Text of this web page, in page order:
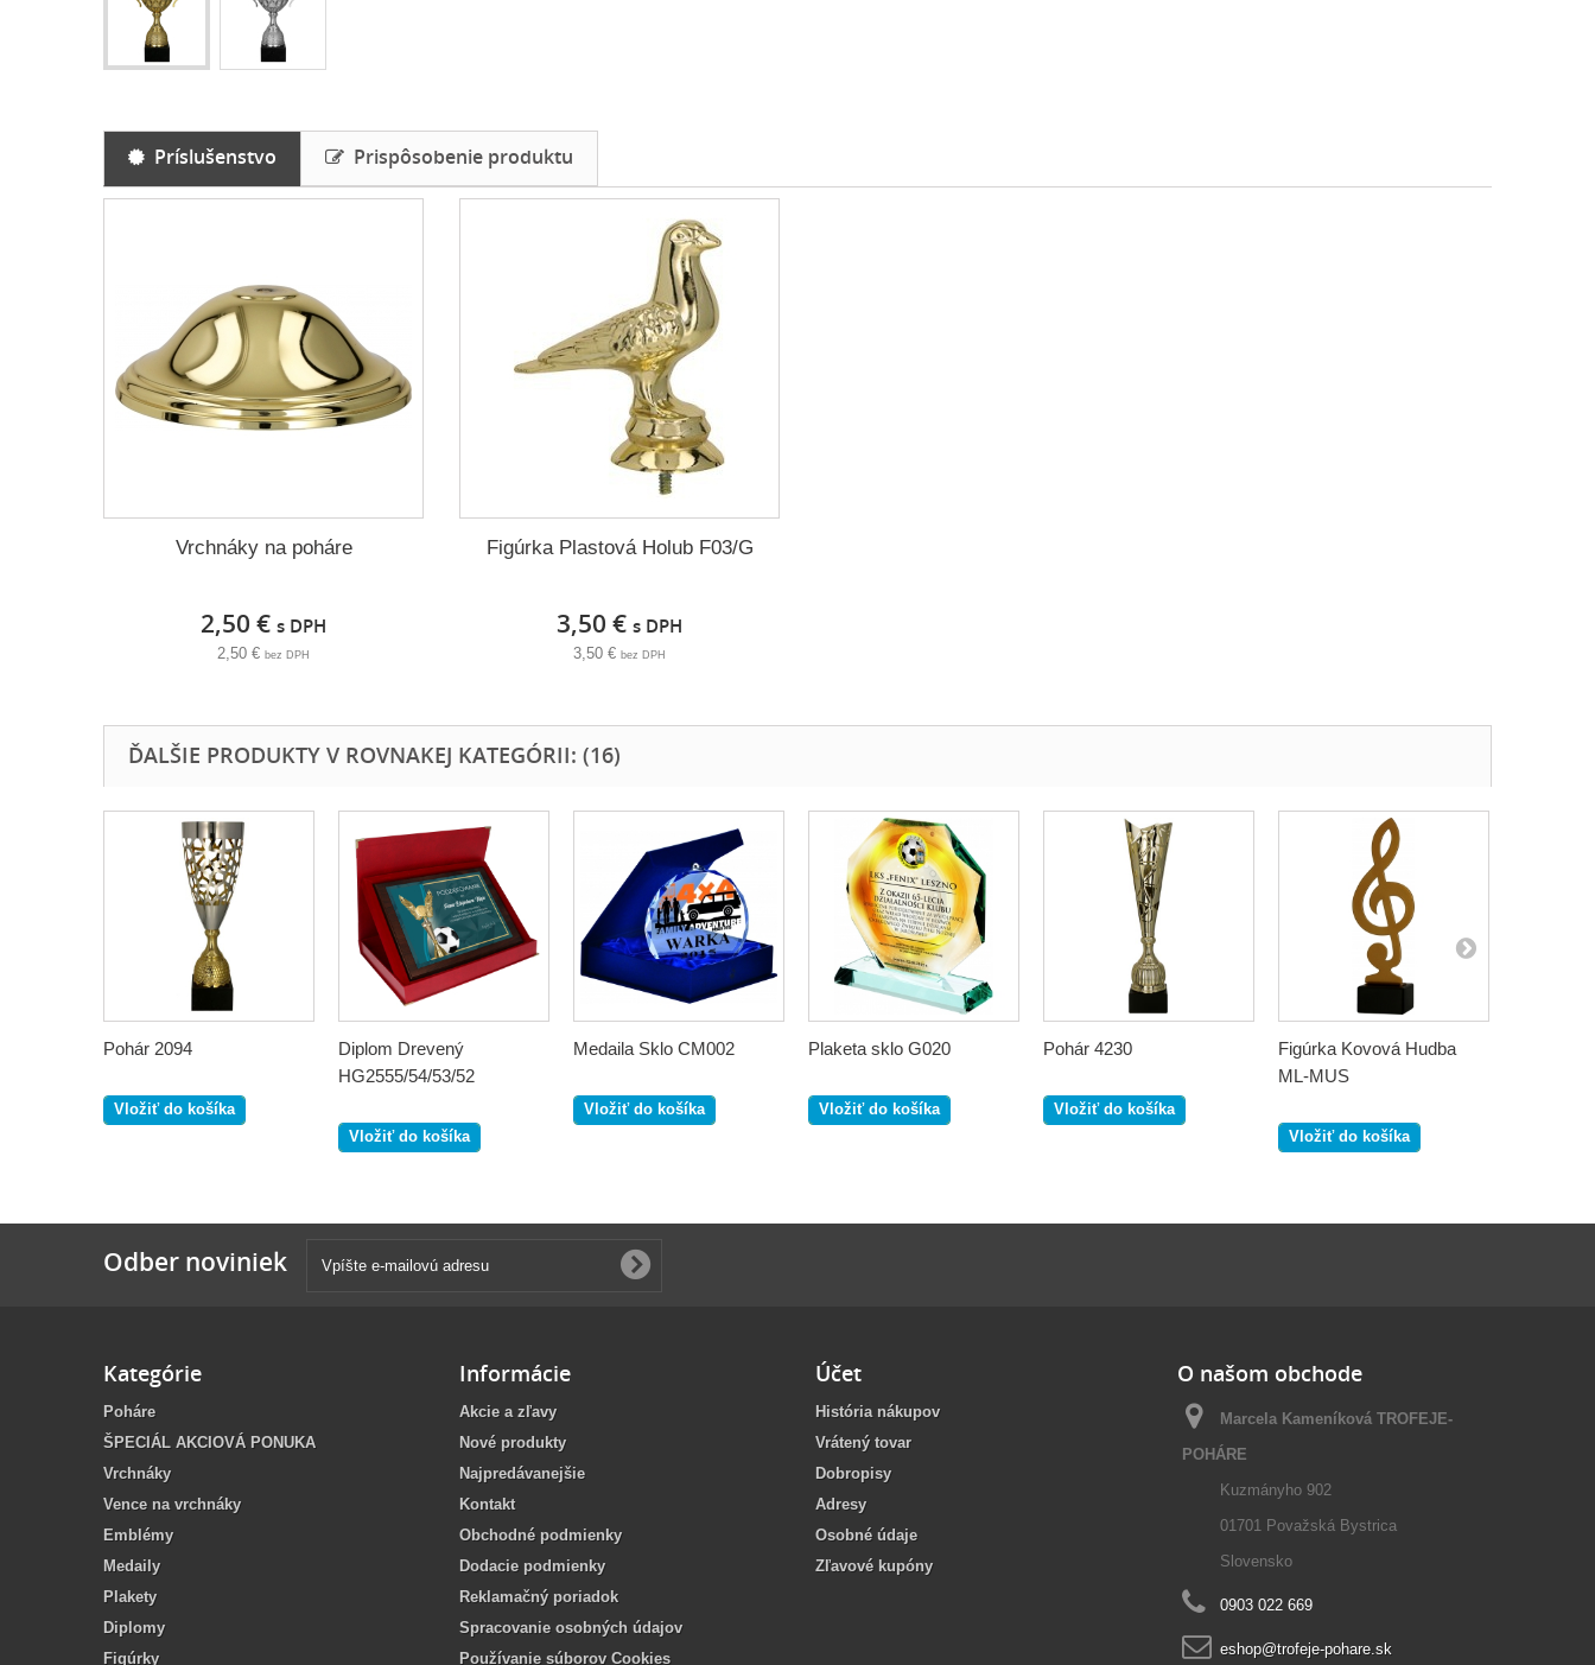
Príslušenstvo Prispôsobenie produktu
Vrchnáky na poháre
2,50 € s DPH
2,50 € bez DPH
Figúrka Plastová Holub F03/G
3,50 € s DPH
3,50 € bez DPH
ĎALŠIE PRODUKTY V ROVNAKEJ KATEGÓRII: (16)
Pohár 2094
Vložiť do košíka
Diplom Drevený
HG2555/54/53/52
Vložiť do košíka
Medaila Sklo CM002
Vložiť do košíka
Plaketa sklo G020
Vložiť do košíka
Pohár 4230
Vložiť do košíka
Figúrka Kovová Hudba
ML-MUS
Vložiť do košíka
Odber noviniek
Kategórie
Poháre
ŠPECIÁL AKCIOVÁ PONUKA
Vrchnáky
Vence na vrchnáky
Emblémy
Medaily
Plakety
Diplomy
Figúrky
Informácie
Akcie a zľavy
Nové produkty
Najpredávanejšie
Kontakt
Obchodné podmienky
Dodacie podmienky
Reklamačný poriadok
Spracovanie osobných údajov
Používanie súborov Cookies
Účet
História nákupov
Vrátený tovar
Dobropisy
Adresy
Osobné údaje
Zľavové kupóny
O našom obchode
Marcela Kameníková TROFEJE-
POHÁRE
Kuzmányho 902
01701 Považská Bystrica
Slovensko
0903 022 669
eshop@trofeje-pohare.sk